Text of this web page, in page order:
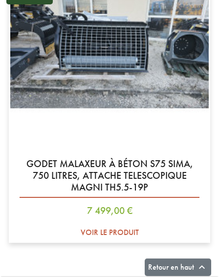
GODET MALAXEUR À BÉTON S75 SIMA,
750 LITRES, ATTACHE TELESCOPIQUE
MAGNI TH5.5-19P
Prix
7 499,00 €
VOIR LE PRODUIT
Retour en haut 